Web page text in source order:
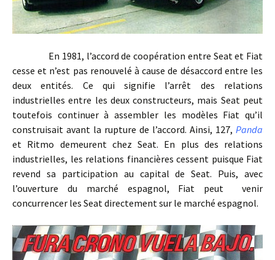
En 1981, l’accord de coopération entre Seat et Fiat
cesse et n’est pas renouvelé à cause de désaccord entre les
deux entités. Ce qui signifie l’arrêt des relations
industrielles entre les deux constructeurs, mais Seat peut
toutefois continuer à assembler les modèles Fiat qu’il
construisait avant la rupture de l’accord. Ainsi, 127, Panda
et Ritmo demeurent chez Seat. En plus des relations
industrielles, les relations financières cessent puisque Fiat
revend sa participation au capital de Seat. Puis, avec
l’ouverture du marché espagnol, Fiat peut venir
concurrencer les Seat directement sur le marché espagnol.